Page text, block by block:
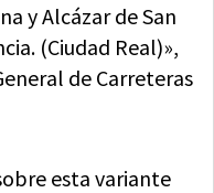
y Alcázar de San
(Ciudad Real)»,
de Carreteras
esta variante